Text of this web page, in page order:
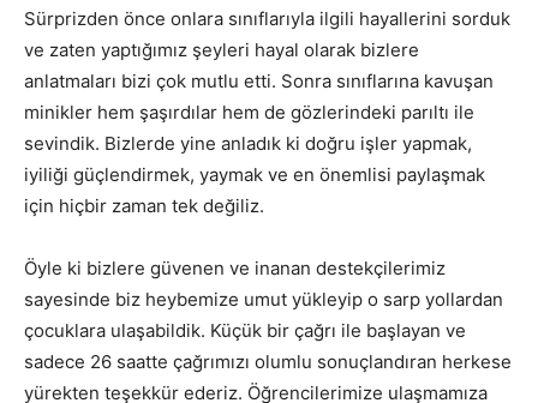
Sürprizden önce onlara sınıflarıyla ilgili hayallerini sorduk
ve zaten yaptığımız şeyleri hayal olarak bizlere
anlatmaları bizi çok mutlu etti. Sonra sınıflarına kavuşan
minikler hem şaşırdılar hem de gözlerindeki parıltı ile
sevindik. Bizlerde yine anladık ki doğru işler yapmak,
iyiliği güçlendirmek, yaymak ve en önemlisi paylaşmak
için hiçbir zaman tek değiliz.
Öyle ki bizlere güvenen ve inanan destekçilerimiz
sayesinde biz heybemize umut yükleyip o sarp yollardan
çocuklara ulaşabildik. Küçük bir çağrı ile başlayan ve
sadece 26 saatte çağrımızı olumlu sonuçlandıran herkese
yürekten teşekkür ederiz. Öğrencilerimize ulaşmamıza